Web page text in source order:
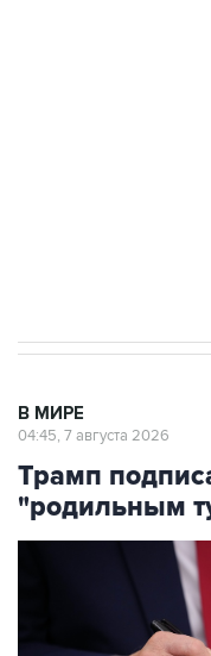
В МИРЕ
04:45, 7 августа 2026
Трамп
"родильным